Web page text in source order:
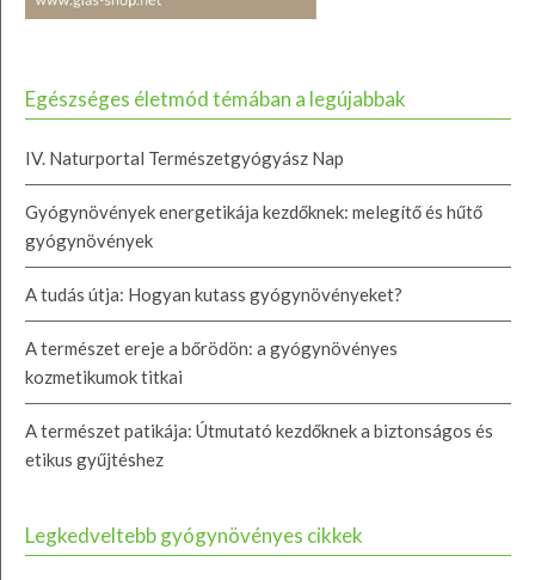
Egészséges életmód témában a legújabbak
IV. Naturportal Természetgyógyász Nap
Gyógynövények energetikája kezdőknek: melegítő és hűtő
gyógynövények
A tudás útja: Hogyan kutass gyógynövényeket?
A természet ereje a bőrödön: a gyógynövényes
kozmetikumok titkai
A természet patikája: Útmutató kezdőknek a biztonságos és
etikus gyűjtéshez
Legkedveltebb gyógynövényes cikkek